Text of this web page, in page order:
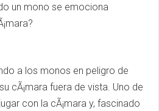
un mono se emociona
a los monos en peligro de
cÃ¡mara fuera de vista. Uno de
con la cÃ¡mara y, fascinado